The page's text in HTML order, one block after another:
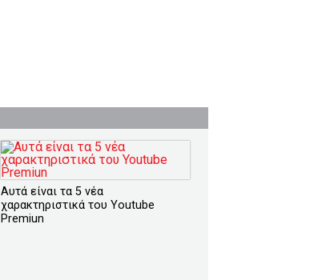
Αυτά είναι τα 5 νέα
χαρακτηριστικά του Youtube
Premiun